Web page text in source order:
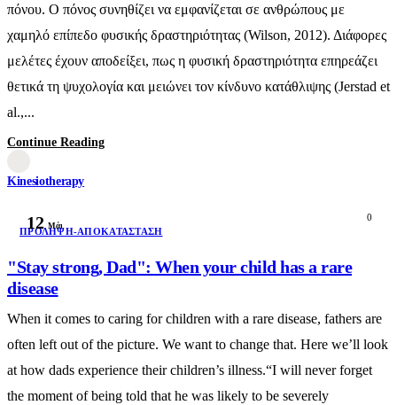
πόνου. Ο πόνος συνηθίζει να εμφανίζεται σε ανθρώπους με
χαμηλό επίπεδο φυσικής δραστηριότητας (Wilson, 2012). Διάφορες
μελέτες έχουν αποδείξει, πως η φυσική δραστηριότητα επηρεάζει
θετικά τη ψυχολογία και μειώνει τον κίνδυνο κατάθλιψης (Jerstad et
al.,...
Continue Reading
Kinesiotherapy
12 Μάι
0
ΠΡΌΛΗΨΗ-ΑΠΟΚΑΤΆΣΤΑΣΗ
"Stay strong, Dad": When your child has a rare
disease
When it comes to caring for children with a rare disease, fathers are
often left out of the picture. We want to change that. Here we’ll look
at how dads experience their children’s illness.“I will never forget
the moment of being told that he was likely to be severely